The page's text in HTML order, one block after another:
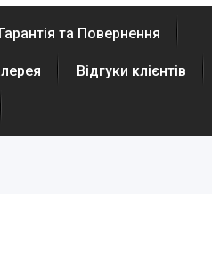
Гарантія та Повернення
Відгуки клієнтів